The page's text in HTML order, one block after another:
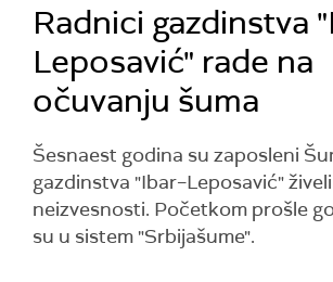
Radnici gazdinstva
Leposavić" rade na
očuvanju šuma
Šesnaest godina su zaposleni
gazdinstva "Ibar–Leposavić"
neizvesnosti. Početkom prošle
su u sistem "Srbijašume".